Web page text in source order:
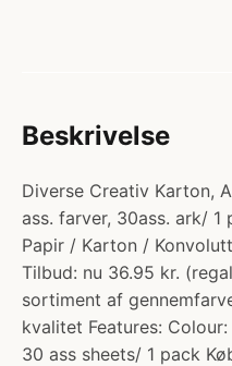
Beskrivelse
Diverse Creativ Karton,
ass. farver, 30ass. ark/ 1
Papir / Karton /
Tilbud: nu 36.95 kr.
sortiment af
kvalitet Features:
30 ass sheets/ 1 pack